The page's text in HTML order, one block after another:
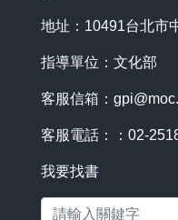
地址：10491台北市
指導單位：文化部
客服信箱：
客服電話：：02-
我要找書